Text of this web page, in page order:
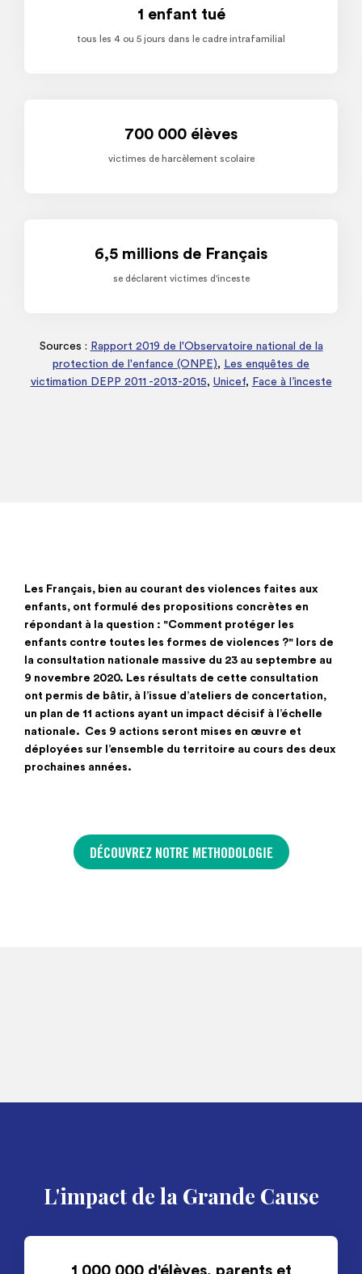
1 enfant tué
tous les 4 ou 5 jours dans le cadre intrafamilial
700 000 élèves
victimes de harcèlement scolaire
6,5 millions de Français
se déclarent victimes d'inceste
Sources : Rapport 2019 de l'Observatoire national de la
protection de l'enfance (ONPE), Les enquêtes de
victimation DEPP 2011 -2013-2015, Unicef, Face à l’inceste
Les Français, bien au courant des violences faites aux
enfants, ont formulé des propositions concrètes en
répondant à la question : "Comment protéger les
enfants contre toutes les formes de violences ?" lors de
la consultation nationale massive du 23 au septembre au
9 novembre 2020. Les résultats de cette consultation
ont permis de bâtir, à l’issue d’ateliers de concertation,
un plan de 11 actions ayant un impact décisif à l’échelle
nationale. Ces 9 actions seront mises en œuvre et
déployées sur l’ensemble du territoire au cours des deux
prochaines années.
DÉCOUVREZ NOTRE METHODOLOGIE
L'impact de la Grande Cause
1 000 000 d'élèves, parents et